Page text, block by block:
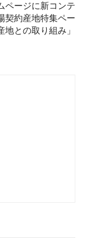
ページに新コンテ
契約産地特集ペー
地との取り組み」